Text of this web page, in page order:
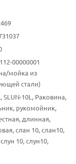
00000001
мойка из
стали)
SLUN-10L, Раковина,
рукомойник,
длинная,
слан 10, слан10,
10, слун10,